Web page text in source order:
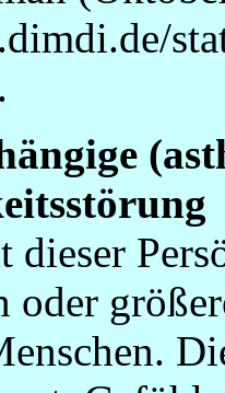
dieser
oder